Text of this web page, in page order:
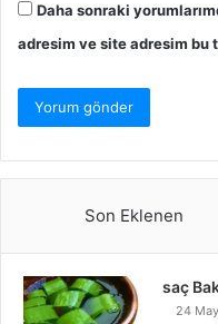
Daha sonraki
adresim ve site adresim bu
Son Eklenen
saç
24